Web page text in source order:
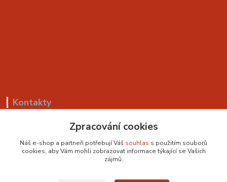
Kontakty
+420 799 530 549
sedackyvysocina@seznam.cz
Zpracování cookies
Náš e-shop a partneři potřebují Váš souhlas s použitím souborů
cookies, aby Vám mohli zobrazovat informace týkající se Vašich
zájmů.